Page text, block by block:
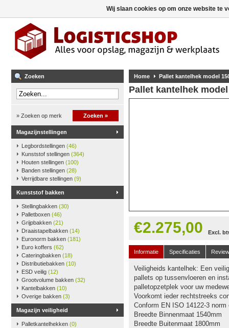
Zoeken
» Zoeken op merk Zoeken »
Magazijnstellingen
Legbordstellingen (46)
Kunststof stellingen (364)
Houten stellingen (100)
Banden stellingen (28)
Verrijdbare stellingen (9)
Kunststof bakken
Stellingbakken (30)
Palletboxen (46)
Grijpbakken (21)
Draaistapelbakken (14)
Euronorm bakken (181)
Euro koffers (62)
Cateringbakken (18)
Distributiebakken (10)
ESD veilig (12)
Grootvolume bakken (32)
Kantelbakken (10)
Overige bakken (3)
Magazijn veiligheid
Palletkantelhekken (0)
Home Pallet kantelhek model
Pallet kantelhek model
€2.275,00 Excl.
Informatie Specificaties
Veiligheids kantelhek: Een
pallets op tussenvloeren en
palletopzetplek voor uw
Voorkomt ieder rechtstreeks
Conform EN ISO 14122-3
Breedte Binnenmaat 1540mm
Breedte Buitenmaat 1800mm
Wij slaan cookies op om onze website te